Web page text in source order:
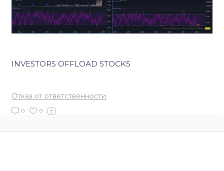
INVESTORS OFFLOAD STOCKS
Отказ от ответственности
0 0